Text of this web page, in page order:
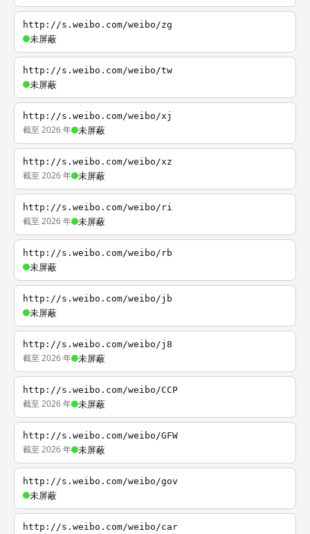
http://s.weibo.com/weibo/zg
未屏蔽
http://s.weibo.com/weibo/tw
未屏蔽
http://s.weibo.com/weibo/xj
截至 2026 年 未屏蔽
http://s.weibo.com/weibo/xz
截至 2026 年 未屏蔽
http://s.weibo.com/weibo/ri
截至 2026 年 未屏蔽
http://s.weibo.com/weibo/rb
未屏蔽
http://s.weibo.com/weibo/jb
未屏蔽
http://s.weibo.com/weibo/j8
截至 2026 年 未屏蔽
http://s.weibo.com/weibo/CCP
截至 2026 年 未屏蔽
http://s.weibo.com/weibo/GFW
截至 2026 年 未屏蔽
http://s.weibo.com/weibo/gov
未屏蔽
http://s.weibo.com/weibo/car